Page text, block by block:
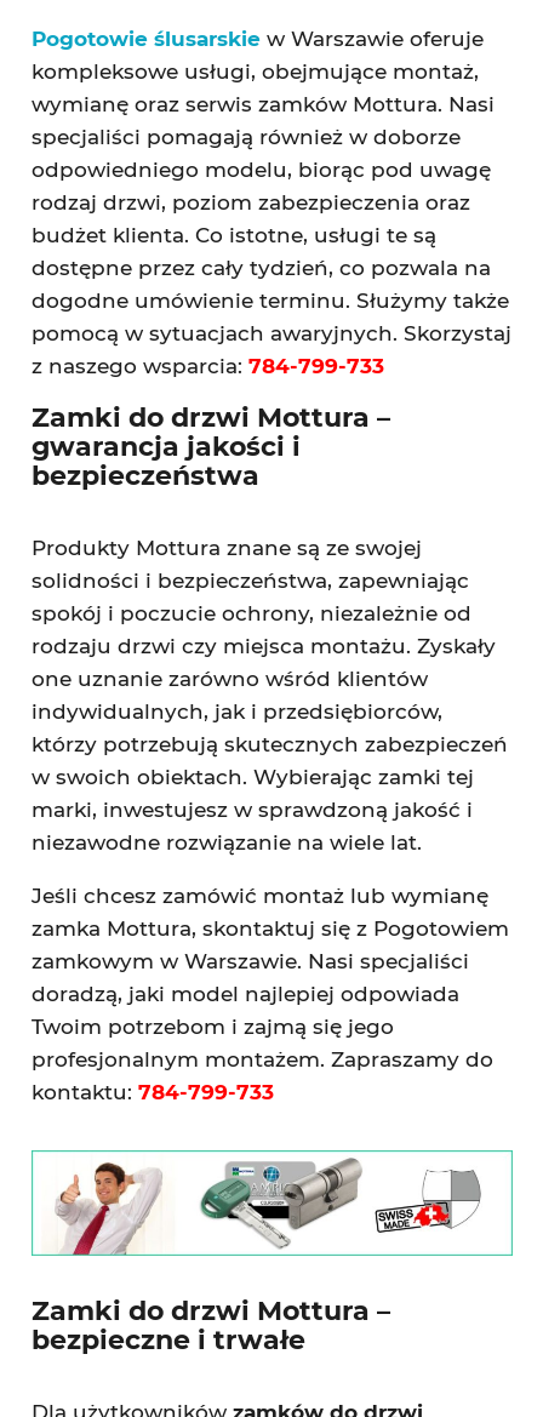
Pogotowie ślusarskiew Warszawie oferuje
kompleksowe usługi, obejmujące montaż,
wymianę oraz serwis zamków Mottura. Nasi
specjaliści pomagają również w doborze
odpowiedniego modelu, biorąc pod uwagę
rodzaj drzwi, poziom zabezpieczenia oraz
budżet klienta. Co istotne, usługi te są
dostępne przez cały tydzień, co pozwala na
dogodne umówienie terminu. Służymy także
pomocą w sytuacjach awaryjnych. Skorzystaj
z naszego wsparcia: 784-799-733
Zamki do drzwi Mottura –
gwarancja jakości i
bezpieczeństwa
Produkty Mottura znane są ze swojej
solidności i bezpieczeństwa, zapewniając
spokój i poczucie ochrony, niezależnie od
rodzaju drzwi czy miejsca montażu. Zyskały
one uznanie zarówno wśród klientów
indywidualnych, jak i przedsiębiorców,
którzy potrzebują skutecznych zabezpieczeń
w swoich obiektach. Wybierając zamki tej
marki, inwestujesz w sprawdzoną jakość i
niezawodne rozwiązanie na wiele lat.
Jeśli chcesz zamówić montaż lub wymianę
zamka Mottura, skontaktuj się z Pogotowiem
zamkowym w Warszawie. Nasi specjaliści
doradzą, jaki model najlepiej odpowiada
Twoim potrzebom i zajmą się jego
profesjonalnym montażem. Zapraszamy do
kontaktu: 784-799-733
Zamki do drzwi Mottura –
bezpieczne i trwałe
Dla użytkowników zamków do drzwi